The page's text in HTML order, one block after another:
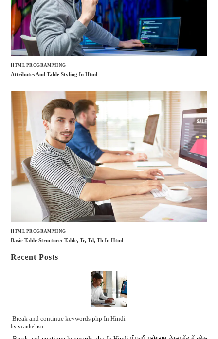
HTML PROGRAMMING
Attributes And Table Styling In Html
HTML PROGRAMMING
Basic Table Structure: Table, Tr, Td, Th In Html
Recent Posts
Break and continue keywords php In Hindi
by vcanhelpsu